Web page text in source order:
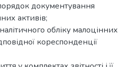
документування
активів;
обліку малоцінних
кореспонденції